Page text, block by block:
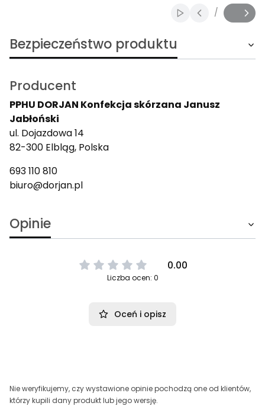
Włącz Slajd
/
z
Bezpieczeństwo produktu
Producent
PPHU DORJAN Konfekcja skórzana Janusz
Jabłoński
ul. Dojazdowa 14
82-300 Elbląg, Polska
693 110 810
biuro@dorjan.pl
Opinie
0.00
Liczba ocen: 0
Oceń i opisz
Nie weryfikujemy, czy wystawione opinie pochodzą one od klientów,
którzy kupili dany produkt lub jego wersję.